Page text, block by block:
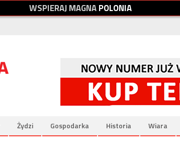
WSPIERAJMAGNAPOLONIA
Żydzi Gospodarka Historia Wiara